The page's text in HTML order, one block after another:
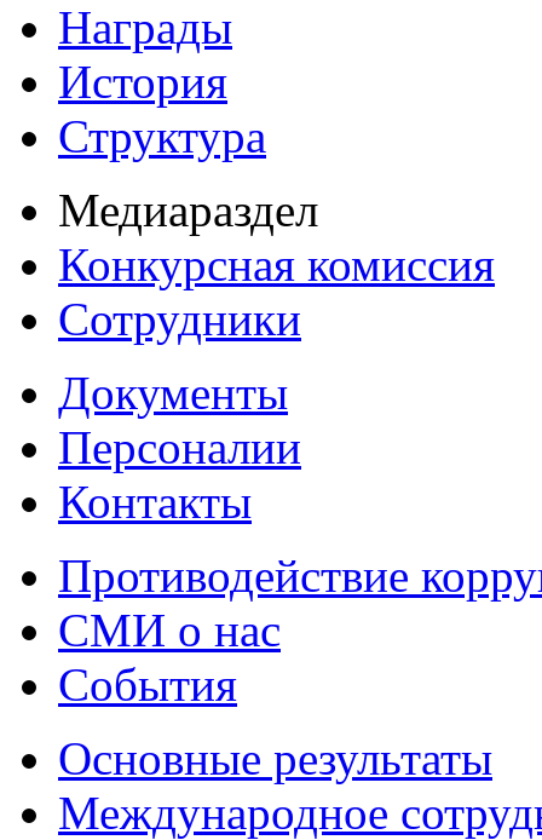
Награды
История
Структура
Медиараздел
Конкурсная комиссия
Сотрудники
Документы
Персоналии
Контакты
Противодействие
СМИ о нас
События
Основные результаты
Международное